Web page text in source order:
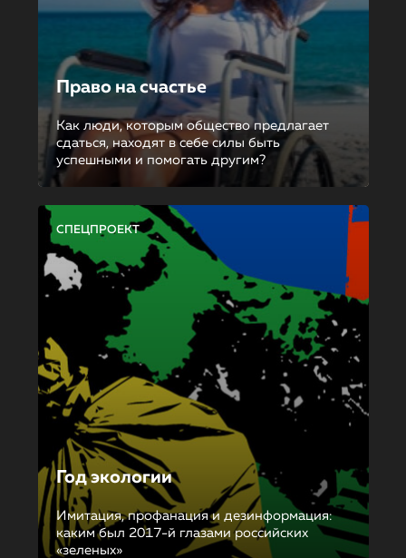
Право на счастье
Как люди, которым общество предлагает
сдаться, находят в себе силы быть
успешными и помогать другим?
СПЕЦПРОЕКТ
Год экологии
Имитация, профанация и дезинформация:
каким был 2017-й глазами российских
«зеленых»